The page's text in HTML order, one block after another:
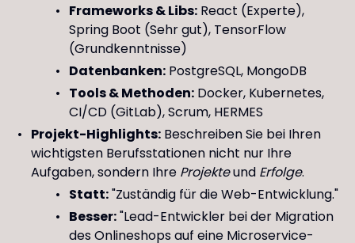
Frameworks & Libs:React (Experte),
Spring Boot (Sehr gut), TensorFlow
(Grundkenntnisse)
Datenbanken:PostgreSQL, MongoDB
Tools & Methoden:Docker, Kubernetes,
CI/CD (GitLab), Scrum, HERMES
Projekt-Highlights:Beschreiben Sie bei Ihren
wichtigsten Berufsstationen nicht nur Ihre
Aufgaben, sondern Ihre Projekteund Erfolge.
Statt:"Zuständig für die Web-Entwicklung."
Besser:"Lead-Entwickler bei der Migration
des Onlineshops auf eine Microservice-